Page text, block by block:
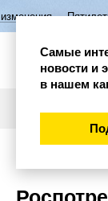
семьи в
Самые
новости и
в нашем